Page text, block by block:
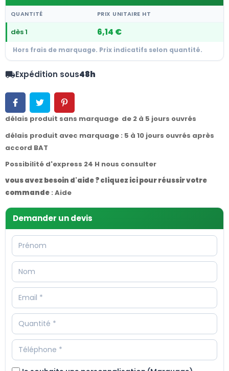
QUANTITÉ PRIX UNITAIRE HT
dès 1 6,14 €
Hors frais de marquage. Prix indicatifs selon quantité.
local_shippingExpédition sous48h
délais produit sans marquage de 2 à 5 jours ouvrés
délais produit avec marquage : 5 à 10 jours ouvrés après
accord BAT
Possibilité d'express 24 H nous consulter
vous avez besoin d'aide ? cliquez ici pour réussir votre
commande : Aide
Demander un devis